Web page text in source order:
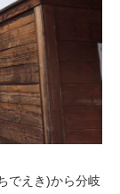
でえき)から分岐